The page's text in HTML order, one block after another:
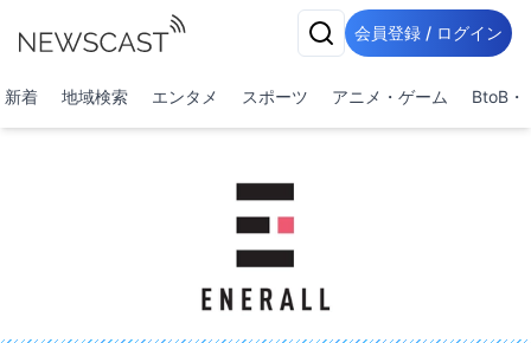
会員登録 / ログイン
新着 地域検索 エンタメ スポーツ アニメ・ゲーム BtoB・